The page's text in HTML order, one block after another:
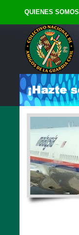
QUIENES SOMOS